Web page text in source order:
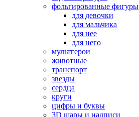
фольгированные фигуры
для девочки
для мальчика
для нее
для него
мультгерои
животные
транспорт
звезды
сердца
круги
цифры и буквы
3D шары и надписи